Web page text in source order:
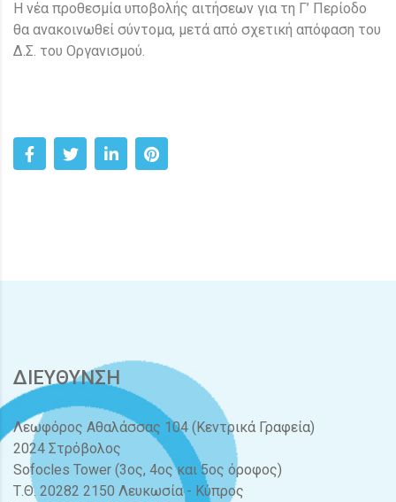
Η νέα προθεσμία υποβολής αιτήσεων για τη Γ’ Περίοδο
θα ανακοινωθεί σύντομα, μετά από σχετική απόφαση του
Δ.Σ. του Οργανισμού.
ΔΙΕΥΘΥΝΣΗ
Λεωφόρος Αθαλάσσας 104 (Κεντρικά Γραφεία)
2024 Στρόβολος
Sofocles Tower (3ος, 4ος και 5ος όροφος)
Τ.Θ. 20282 2150 Λευκωσία - Κύπρος